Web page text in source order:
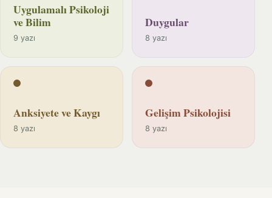
Uygulamalı Psikoloji
ve Bilim
9 yazı
Duygular
8 yazı
Anksiyete ve Kaygı
8 yazı
Gelişim Psikolojisi
8 yazı